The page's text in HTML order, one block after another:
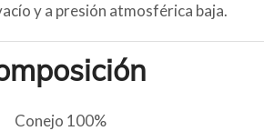
y a presión atmosférica baja.
Conejo 100%